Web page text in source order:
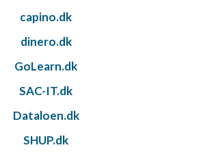
capino.dk
dinero.dk
GoLearn.dk
SAC-IT.dk
Dataloen.dk
SHUP.dk